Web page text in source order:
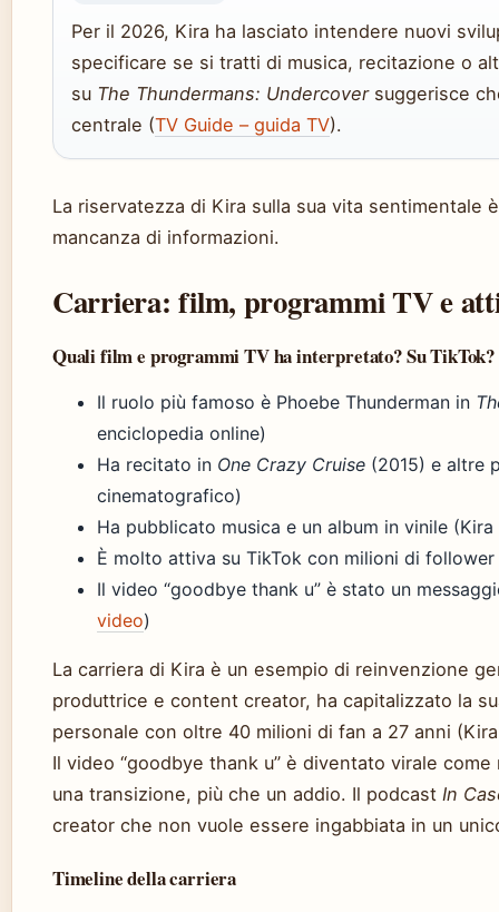
Per il 2026, Kira ha lasciato intendere nuovi
specificare se si tratti di musica, recitazione o
su The Thundermans: Undercoversuggerisce
centrale (TV Guide – guida TV).
La riservatezza di Kira sulla sua vita sentimentale
mancanza di informazioni.
Carriera: film, programmi TV e
Quali film e programmi TV ha interpretato? Su TikTok?
Il ruolo più famoso è Phoebe Thunderman in
enciclopedia online)
Ha recitato in One Crazy Cruise (2015) e altre
cinematografico)
Ha pubblicato musica e un album in vinile
È molto attiva su TikTok con milioni di
Il video “goodbye thank u” è stato un
video)
La carriera di Kira è un esempio di reinvenzione
produttrice e content creator, ha capitalizzato la
personale con oltre 40 milioni di fan a 27 anni
Il video “goodbye thank u” è diventato virale
una transizione, più che un addio. Il podcast In
creator che non vuole essere ingabbiata in un
Timeline della carriera